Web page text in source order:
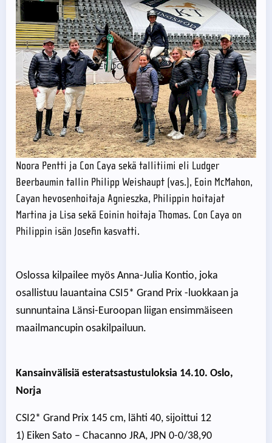
Noora Pentti ja Con Caya sekä tallitiimi eli Ludger
Beerbaumin tallin Philipp Weishaupt (vas.), Eoin McMahon,
Cayan hevosenhoitaja Agnieszka, Philippin hoitajat
Martina ja Lisa sekä Eoinin hoitaja Thomas. Con Caya on
Philippin isän Josefin kasvatti.
Oslossa kilpailee myös Anna-Julia Kontio, joka
osallistuu lauantaina CSI5* Grand Prix -luokkaan ja
sunnuntaina Länsi-Euroopan liigan ensimmäiseen
maailmancupin osakilpailuun.
Kansainvälisiä esteratsastustuloksia 14.10. Oslo,
Norja
CSI2* Grand Prix 145 cm, lähti 40, sijoittui 12
1) Eiken Sato – Chacanno JRA, JPN 0-0/38,90